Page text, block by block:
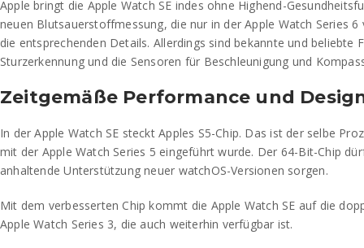
Apple bringt die Apple Watch SE indes ohne Highend-
neuen Blutsauerstoffmessung, die nur in der Apple Watch Series
die entsprechenden Details. Allerdings sind bekannte und beliebte
Sturzerkennung und die Sensoren für Beschleunigung und
Zeitgemäße Performance und
In der Apple Watch SE steckt Apples S5-Chip. Das ist der selbe
mit der Apple Watch Series 5 eingeführt wurde. Der 64-Bit-Chip
anhaltende Unterstützung neuer watchOS-Versionen sorgen.
Mit dem verbesserten Chip kommt die Apple Watch SE auf die
Apple Watch Series 3, die auch weiterhin verfügbar ist.